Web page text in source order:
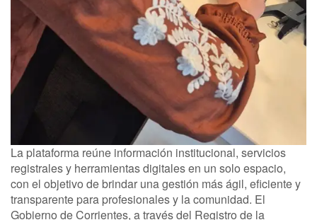
La plataforma reúne información institucional, servicios
registrales y herramientas digitales en un solo espacio,
con el objetivo de brindar una gestión más ágil, eficiente y
transparente para profesionales y la comunidad. El
Gobierno de Corrientes, a través del Registro de la